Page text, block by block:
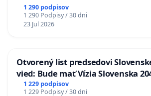
1 290 podpisov
1 290 Podpisy / 30 dni
23 Jul 2026
Otvorený list predsedovi
vied: Bude mať Vízia Slovenska
chrbticu?
1 229 podpisov
1 229 Podpisy / 30 dni